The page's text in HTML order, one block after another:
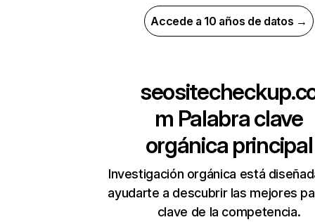
Accede a 10 años de datos →
m Palabra clave
orgánica principal
Investigación orgánica está
ayudarte a descubrir las mejores
clave de la competencia.